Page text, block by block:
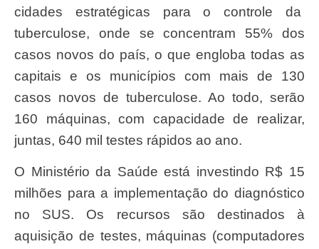
cidades estratégicas para o controle da
tuberculose, onde se concentram 55% dos
casos novos do país, o que engloba todas as
capitais e os municípios com mais de 130
casos novos de tuberculose. Ao todo, serão
160 máquinas, com capacidade de realizar,
juntas, 640 mil testes rápidos ao ano.
O Ministério da Saúde está investindo R$ 15
milhões para a implementação do diagnóstico
no SUS. Os recursos são destinados à
aquisição de testes, máquinas (computadores